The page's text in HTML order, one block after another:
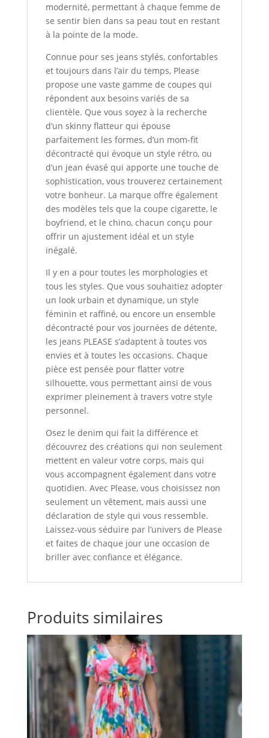
modernité, permettant à chaque femme de
se sentir bien dans sa peau tout en restant
à la pointe de la mode.
Connue pour ses jeans stylés, confortables
et toujours dans l’air du temps, Please
propose une vaste gamme de coupes qui
répondent aux besoins variés de sa
clientèle. Que vous soyez à la recherche
d’un skinny flatteur qui épouse
parfaitement les formes, d’un mom-fit
décontracté qui évoque un style rétro, ou
d’un jean évasé qui apporte une touche de
sophistication, vous trouverez certainement
votre bonheur. La marque offre également
des modèles tels que la coupe cigarette, le
boyfriend, et le chino, chacun conçu pour
offrir un ajustement idéal et un style
inégalé.
Il y en a pour toutes les morphologies et
tous les styles. Que vous souhaitiez adopter
un look urbain et dynamique, un style
féminin et raffiné, ou encore un ensemble
décontracté pour vos journées de détente,
les jeans PLEASE s’adaptent à toutes vos
envies et à toutes les occasions. Chaque
pièce est pensée pour flatter votre
silhouette, vous permettant ainsi de vous
exprimer pleinement à travers votre style
personnel.
Osez le denim qui fait la différence et
découvrez des créations qui non seulement
mettent en valeur votre corps, mais qui
vous accompagnent également dans votre
quotidien. Avec Please, vous choisissez non
seulement un vêtement, mais aussi une
déclaration de style qui vous ressemble.
Laissez-vous séduire par l’univers de Please
et faites de chaque jour une occasion de
briller avec confiance et élégance.
Produits similaires